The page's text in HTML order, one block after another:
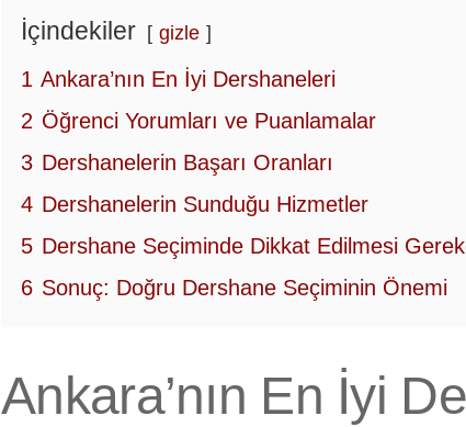
İçindekiler gizle
1 Ankara’nın En İyi Dershaneleri
2 Öğrenci Yorumları ve Puanlamalar
3 Dershanelerin Başarı Oranları
4 Dershanelerin Sunduğu Hizmetler
5 Dershane Seçiminde Dikkat Edilmesi
6 Sonuç: Doğru Dershane Seçiminin Önemi
Ankara’nın En İyi